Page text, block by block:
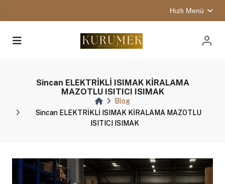
Hızlı Menü
Sincan ELEKTRİKLİ ISIMAK KİRALAMA
MAZOTLU ISITICI ISIMAK
Blog
Sincan ELEKTRİKLİ ISIMAK KİRALAMA MAZOTLU
ISITICI ISIMAK